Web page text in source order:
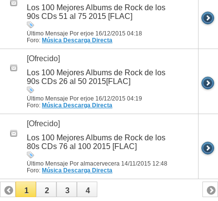
Los 100 Mejores Albums de Rock de los
90s CDs 51 al 75 2015 [FLAC]
Último Mensaje Por erjoe 16/12/2015 04:18
Foro: Música Descarga Directa
[Ofrecido]
Los 100 Mejores Albums de Rock de los
90s CDs 26 al 50 2015[FLAC]
Último Mensaje Por erjoe 16/12/2015 04:19
Foro: Música Descarga Directa
[Ofrecido]
Los 100 Mejores Albums de Rock de los
80s CDs 76 al 100 2015 [FLAC]
Último Mensaje Por almacervecera 14/11/2015 12:48
Foro: Música Descarga Directa
1 2 3 4